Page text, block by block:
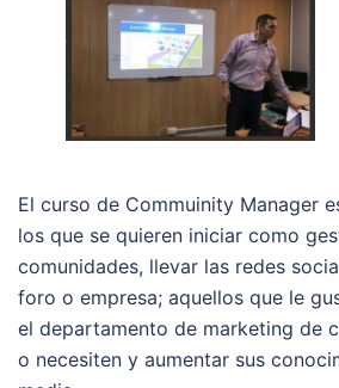
El curso de Commuinity Manager
los que se quieren iniciar como
comunidades, llevar las redes
foro o empresa; aquellos que le
el departamento de marketing de
o necesiten y aumentar sus